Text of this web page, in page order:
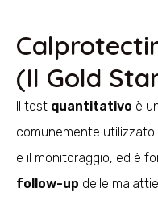
(Il Gold
Il test quantitativo è
comunemente
e il monitoraggio, ed è
follow-up delle